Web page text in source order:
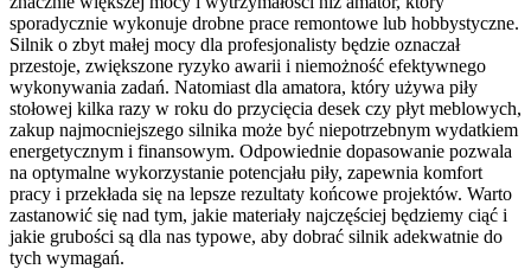
sporadycznie wykonuje drobne prace remontowe lub hobbystyczne.
Silnik o zbyt małej mocy dla profesjonalisty będzie oznaczał
przestoje, zwiększone ryzyko awarii i niemożność efektywnego
wykonywania zadań. Natomiast dla amatora, który używa piły
stołowej kilka razy w roku do przycięcia desek czy płyt meblowych,
zakup najmocniejszego silnika może być niepotrzebnym wydatkiem
energetycznym i finansowym. Odpowiednie dopasowanie pozwala
na optymalne wykorzystanie potencjału piły, zapewnia komfort
pracy i przekłada się na lepsze rezultaty końcowe projektów. Warto
zastanowić się nad tym, jakie materiały najczęściej będziemy ciąć i
jakie grubości są dla nas typowe, aby dobrać silnik adekwatnie do
tych wymagań.